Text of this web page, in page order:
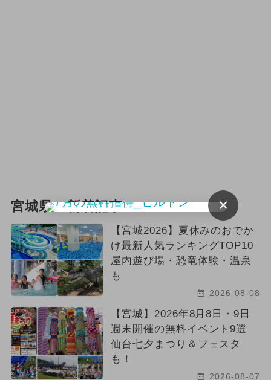
宮城県の新着記事
【宮城2026】夏休みのおでか
け最新人気ランキングTOP10
屋内遊び場・恐竜体験・温泉
も
2026-08-08
【宮城】2026年8月8日・9日
週末開催の無料イベント9選
仙台七夕まつり＆フェスタ
も！
2026-08-07
×